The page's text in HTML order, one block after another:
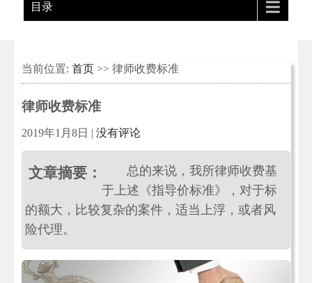
目录
当前位置: 首页 >> 律师收费标准
律师收费标准
2019年1月8日 | 没有评论
文章摘要：
总的来说，我所律师收费基
于上述《指导价标准》，对于标
的额大，比较复杂的案件，适当上浮，或者风
险代理。